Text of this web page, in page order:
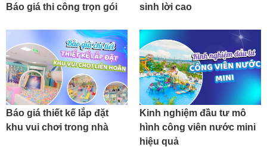
Báo giá thi công trọn gói
sinh lời cao
Báo giá thiết kế lắp đặt
khu vui chơi trong nhà
Kinh nghiệm đầu tư mô
hình công viên nước mini
hiệu quả